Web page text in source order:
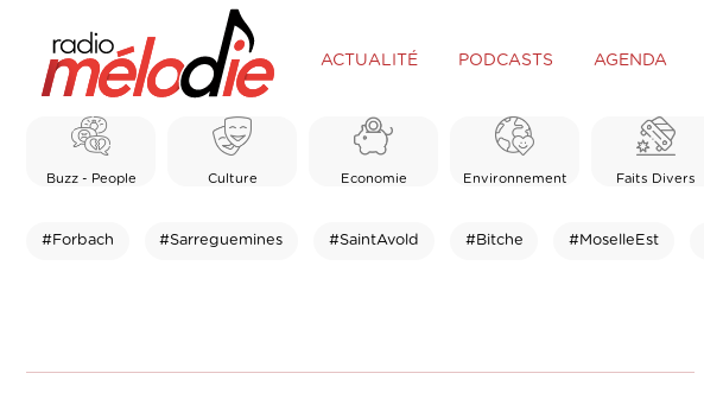
ACTUALITÉ PODCASTS AGENDA
Buzz - People Culture Economie Environnement Faits Divers
#Forbach #Sarreguemines #SaintAvold #Bitche #MoselleEst